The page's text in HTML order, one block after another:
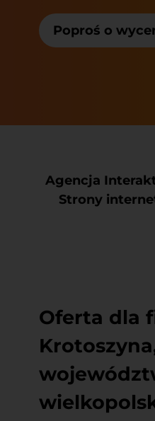
Poproś o
Agencja
Strony
Oferta dla